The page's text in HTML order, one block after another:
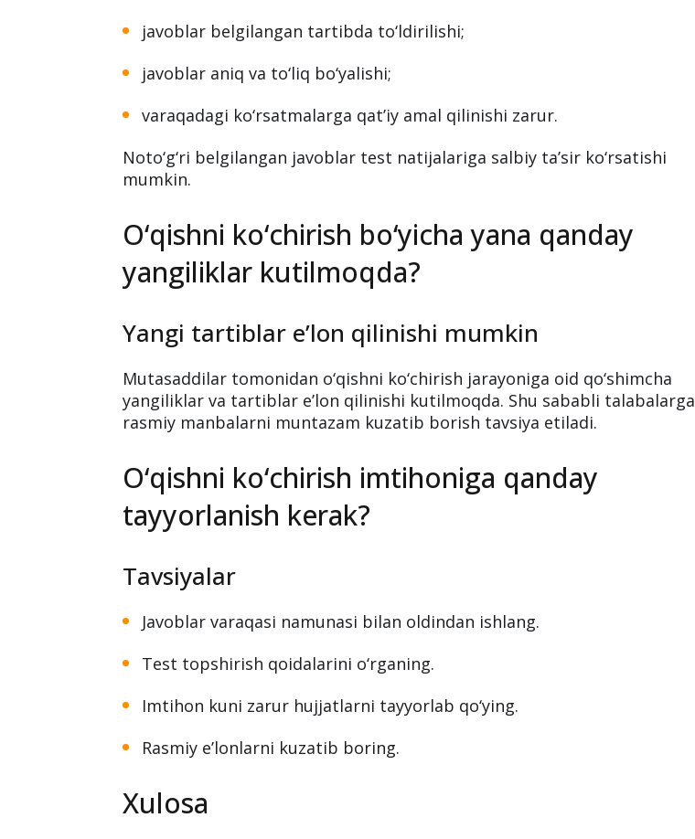
javoblar belgilangan tartibda to‘ldirilishi;
javoblar aniq va to‘liq bo‘yalishi;
varaqadagi ko‘rsatmalarga qat’iy amal qilinishi zarur.
Noto‘g‘ri belgilangan javoblar test natijalariga salbiy ta’sir ko‘rsatishi
mumkin.
O‘qishni ko‘chirish bo‘yicha yana qanday
yangiliklar kutilmoqda?
Yangi tartiblar e’lon qilinishi mumkin
Mutasaddilar tomonidan o‘qishni ko‘chirish jarayoniga oid qo‘shimcha
yangiliklar va tartiblar e’lon qilinishi kutilmoqda. Shu sababli talabalarga
rasmiy manbalarni muntazam kuzatib borish tavsiya etiladi.
O‘qishni ko‘chirish imtihoniga qanday
tayyorlanish kerak?
Tavsiyalar
Javoblar varaqasi namunasi bilan oldindan ishlang.
Test topshirish qoidalarini o‘rganing.
Imtihon kuni zarur hujjatlarni tayyorlab qo‘ying.
Rasmiy e’lonlarni kuzatib boring.
Xulosa